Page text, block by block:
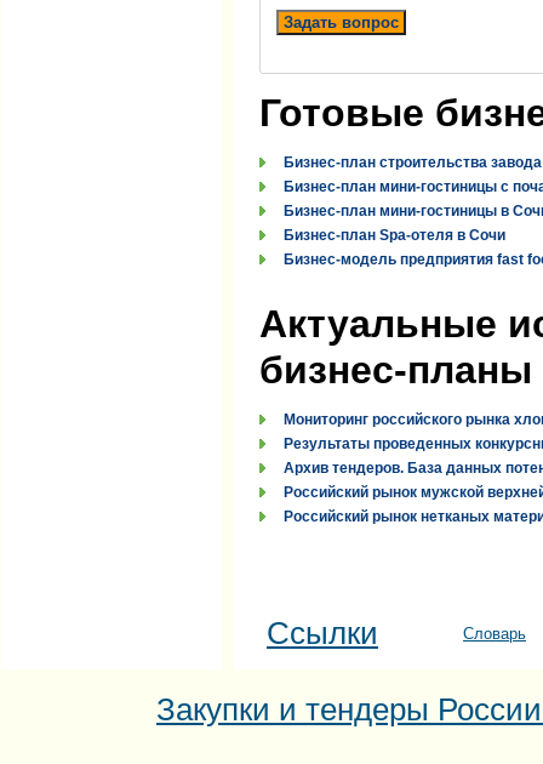
Задать вопрос
Готовые
Бизнес-план строительства
Бизнес-план мини-гостиницы с
Бизнес-план мини-гостиницы в
Бизнес-план Spa-отеля в Сочи
Бизнес-модель предприятия fast
Актуальные
бизнес-планы
Мониторинг российского рынка
Результаты проведенных
Архив тендеров. База данных
Российский рынок мужской
Российский рынок нетканых
Ссылки Словарь
Закупки и тендеры